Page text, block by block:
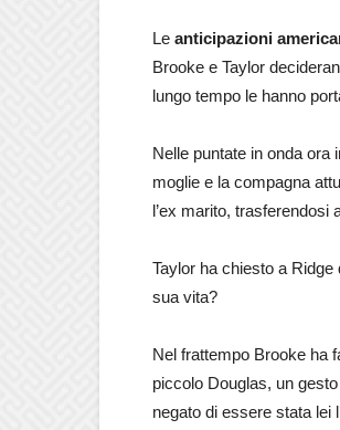
Le anticipazioni
Brooke e Taylor
lungo tempo le hanno
Nelle puntate in onda ora
moglie e la compagna
l’ex marito, trasferendosi
Taylor ha chiesto a
sua vita?
Nel frattempo Brooke ha
piccolo Douglas, un
negato di essere stata lei